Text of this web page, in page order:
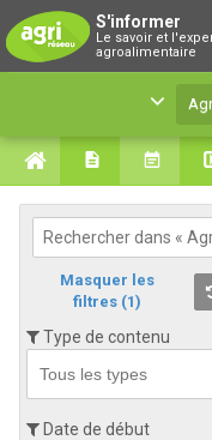
S'informer
Le savoir et
agroalimentaire
Le savoir et
Masquer les
filtres (1)
Type de contenu
Date de début